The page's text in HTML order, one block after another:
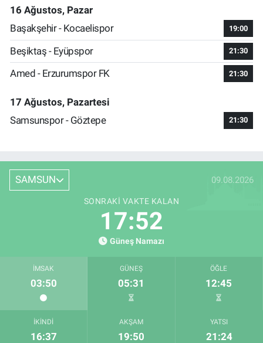
16 Ağustos, Pazar
Başakşehir - Kocaelispor
19:00
Beşiktaş - Eyüpspor 21:30
Amed - Erzurumspor FK 21:30
17 Ağustos, Pazartesi
Samsunspor - Göztepe
21:30
SAMSUN 09.08.2026
SONRAKI VAKTE KALAN
17:52
Güneş Namazı
İMSAK
03:50
GÜNEŞ
05:31
ÖĞLE
12:45
İKINDI
16:37
AKŞAM
19:50
YATSI
21:24